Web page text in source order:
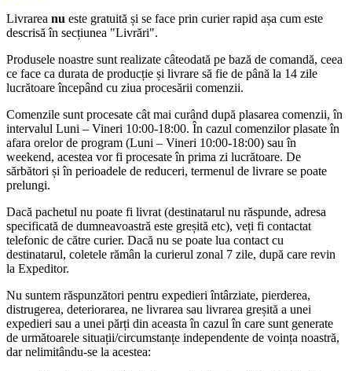
Livrarea nu este gratuită și se face prin curier rapid așa cum este
descrisă în secțiunea "Livrări".
Produsele noastre sunt realizate câteodată pe bază de comandă, ceea
ce face ca durata de producție și livrare să fie de până la 14 zile
lucrătoare începând cu ziua procesării comenzii.
Comenzile sunt procesate cât mai curând după plasarea comenzii, în
intervalul Luni – Vineri 10:00-18:00. În cazul comenzilor plasate în
afara orelor de program (Luni – Vineri 10:00-18:00) sau în
weekend, acestea vor fi procesate în prima zi lucrătoare. De
sărbători și în perioadele de reduceri, termenul de livrare se poate
prelungi.
Dacă pachetul nu poate fi livrat (destinatarul nu răspunde, adresa
specificată de dumneavoastră este greșită etc), veți fi contactat
telefonic de către curier. Dacă nu se poate lua contact cu
destinatarul, coletele rămân la curierul zonal 7 zile, după care revin
la Expeditor.
Nu suntem răspunzători pentru expedieri întârziate, pierderea,
distrugerea, deteriorarea, ne livrarea sau livrarea greșită a unei
expedieri sau a unei părți din aceasta în cazul în care sunt generate
de următoarele situații/circumstanțe independente de voința noastră,
dar nelimitându-se la acestea: